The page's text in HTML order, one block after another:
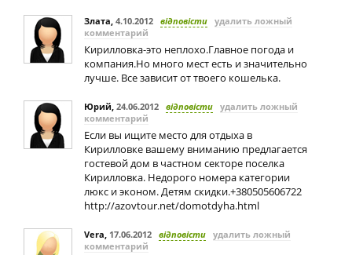
Злата, 4.10.2012 відповісти удалить ложный
комментарий
Кирилловка-это неплохо.Главное погода и
компания.Но много мест есть и значительно
лучше. Все зависит от твоего кошелька.
Юрий, 24.06.2012 відповісти удалить ложный
комментарий
Если вы ищите место для отдыха в
Кирилловке вашему вниманию предлагается
гостевой дом в частном секторе поселка
Кирилловка. Недорого номера категории
люкс и эконом. Детям скидки.+380505606722
http://azovtour.net/domotdyha.html
Vera, 17.06.2012 відповісти удалить ложный
комментарий